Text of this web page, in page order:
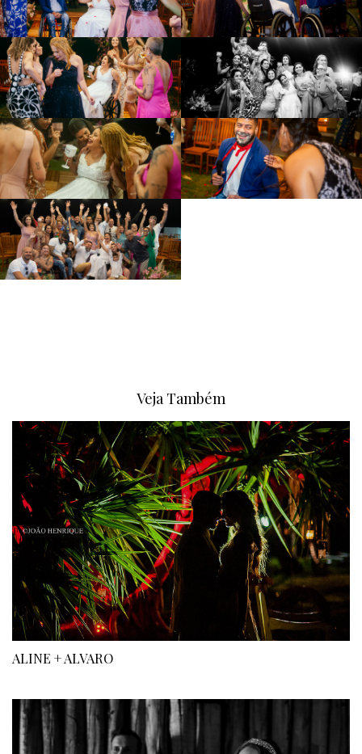
Veja Também
ALINE + ALVARO